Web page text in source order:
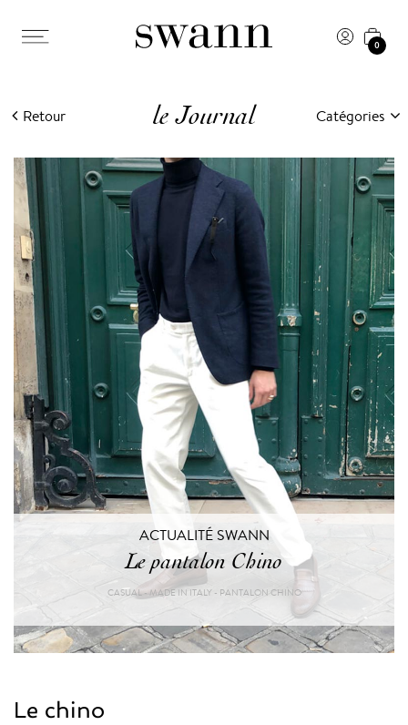
0
Retour le Journal Catégories
ACTUALITÉ SWANN
Le pantalon Chino
CASUAL - MADE IN ITALY - PANTALON CHINO
Le chino